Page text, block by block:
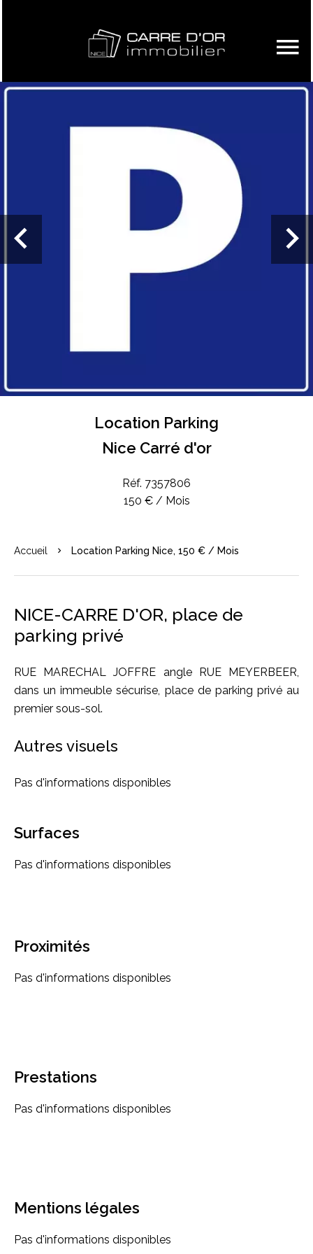
Location Parking
Nice Carré d'or
Réf. 7357806
150 € / Mois
Accueil Location Parking Nice, 150 € / Mois
NICE-CARRE D'OR, place de
parking privé
RUE MARECHAL JOFFRE angle RUE MEYERBEER,
dans un immeuble sécurise, place de parking privé au
premier sous-sol.
Autres visuels
Pas d'informations disponibles
Surfaces
Pas d'informations disponibles
Proximités
Pas d'informations disponibles
Prestations
Pas d'informations disponibles
Mentions légales
Pas d'informations disponibles